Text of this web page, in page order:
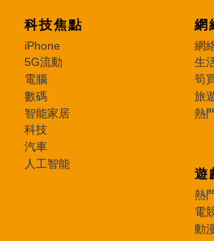
科技焦點
iPhone
5G流動
電腦
數碼
智能家居
科技
汽車
人工智能
網
網
生
筍
旅
熱
遊
熱
電
動